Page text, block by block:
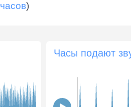
)
Часы подают